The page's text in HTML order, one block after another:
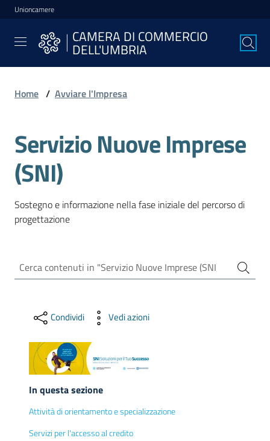
Vai al contenuto
Vai alla navigazione
Vai al footer
Unioncamere
CAMERA DI COMMERCIO
DELL'UMBRIA
CAMERA DI
COMMERCIO
DELL'UMBRIA
Camera
Avviare
Promuovere
l'Impresa
territorio
Tutelare
l'Impresa
Home / Avviare l'Impresa
Servizio Nuove Imprese
(SNI)
Sostegno e informazione nella fase iniziale del percorso di
progettazione
Condividi Vedi azioni
In questa sezione
Attività di orientamento e specializzazione
Servizi per l'accesso al credito